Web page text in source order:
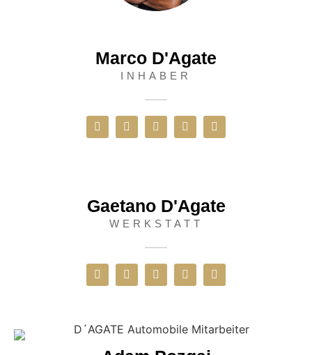
Marco D'Agate
INHABER
Gaetano D'Agate
WERKSTATT